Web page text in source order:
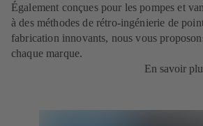
Également conçues pour les pompes et
à des méthodes de rétro-ingénierie de
fabrication innovants, nous vous
chaque marque.
En savoir